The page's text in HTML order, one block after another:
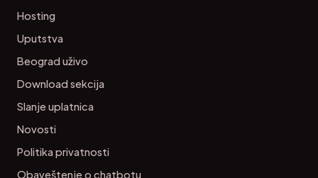
Hosting
Uputstva
Beograd uživo
Download sekcija
Slanje uplatnica
Novosti
Politika privatnosti
Obaveštenje o chatbotu